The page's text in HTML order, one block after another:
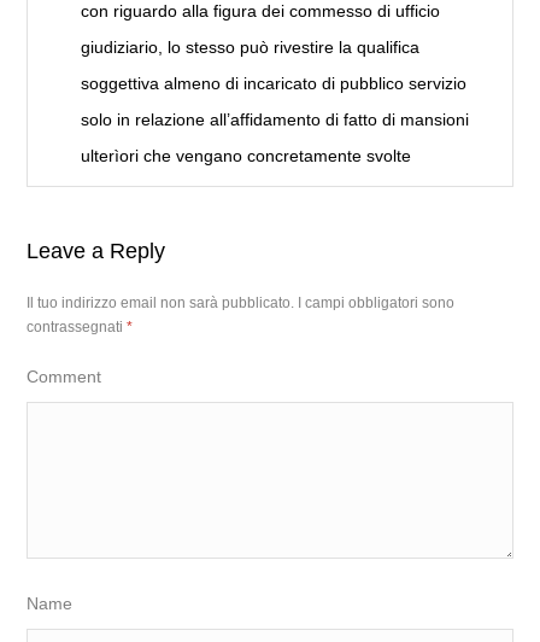
con riguardo alla figura dei commesso di ufficio
giudiziario, lo stesso può rivestire la qualifica
soggettiva almeno di incaricato di pubblico servizio
solo in relazione all’affidamento di fatto di mansioni
ulterìori che vengano concretamente svolte
Leave a Reply
Il tuo indirizzo email non sarà pubblicato.
I campi obbligatori sono
contrassegnati*
Comment
Name